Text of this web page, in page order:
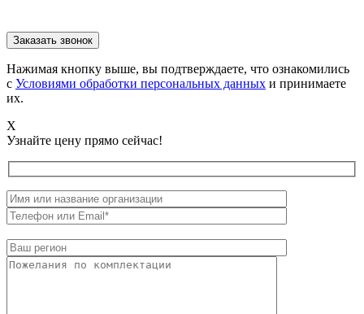
Нажимая кнопку выше, вы подтверждаете, что ознакомились
с Условиями обработки персональных данных и принимаете
их.
X
Узнайте цену прямо сейчас!